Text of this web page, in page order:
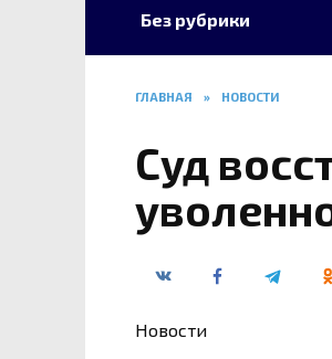
Без рубрики
ГЛАВНАЯ » НОВОСТИ
Суд
Новости